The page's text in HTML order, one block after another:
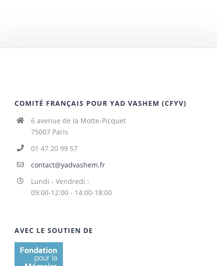
COMITÉ FRANÇAIS POUR YAD VASHEM (CFYV)
6 avenue de la Motte-Picquet
75007 Paris
01 47 20 99 57
contact@yadvashem.fr
Lundi - Vendredi :
09:00-12:00 - 14:00-18:00
AVEC LE SOUTIEN DE